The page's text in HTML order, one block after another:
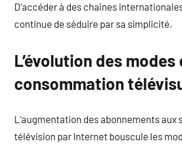
D’accéder à des chaînes
continue de séduire par sa simplicité.
L’évolution des modes
consommation
L’augmentation des abonnements aux
télévision par Internet bouscule les